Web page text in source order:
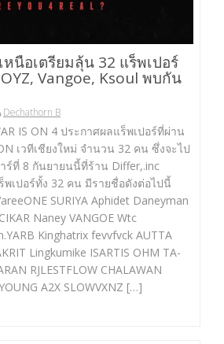
หนือเตรียมลุ้น 32 แร็พเปอร์
Vangoe, Ksoul พบกัน
Dechathorn B
IS ON 4 ประกาศผลแร็พเปอร์ที่ผ่าน
เวทีเชียงใหม่ จำนวน 32 คน ซึ่งจะไป
ร์ที่ 8 กันยายนนี้ที่ร้าน Differ,.inc
พเปอร์ทั้ง 32 คน มีรายชื่อดังต่อไปนี้
SURIYA Aphidet Daneyman
Naney VANGOE Wtc
Kinghatrix fevvfvck AUTTA
Lingkumike ISARTIS OHM TA-
RJLESTFLOW CHALAWAN
A2X SLOWVXNZ […]